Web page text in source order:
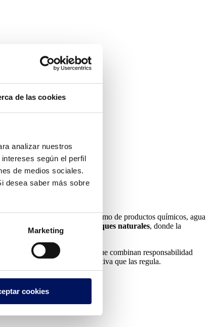
de las cookies
analizar nuestros
según el perfil
de medios sociales.
desea saber más sobre
Marketing
cookies
reduciendo al mínimo el consumo de productos químicos, agua
hasta las
biopiscinas y estanques naturales, donde la
soluciones sostenibles que combinan responsabilidad
sus beneficios y la normativa que las regula.